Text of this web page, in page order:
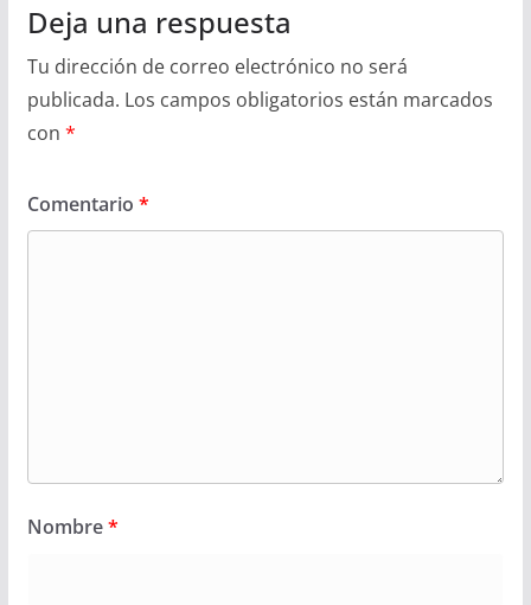
Deja una respuesta
Tu dirección de correo electrónico no será
publicada. Los campos obligatorios están marcados
con *
Comentario *
Nombre*